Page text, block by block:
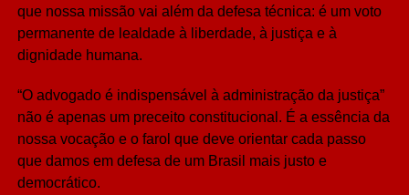
que nossa missão vai além da defesa técnica: é um voto
permanente de lealdade à liberdade, à justiça e à
dignidade humana.
“O advogado é indispensável à administração da justiça”
não é apenas um preceito constitucional. É a essência da
nossa vocação e o farol que deve orientar cada passo
que damos em defesa de um Brasil mais justo e
democrático.